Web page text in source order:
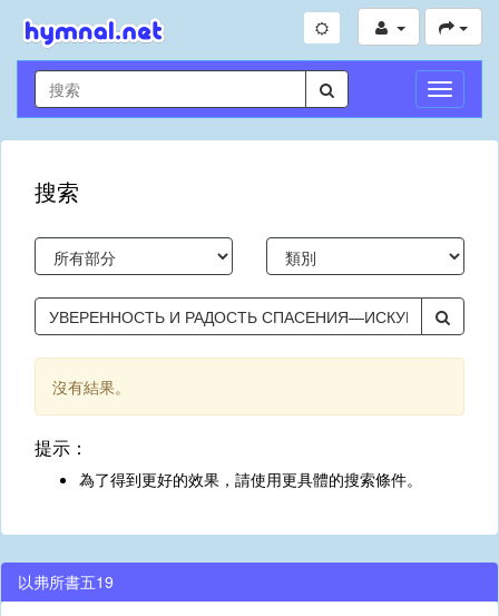
切
換
導
搜索
沒有結果。
提示：
為了得到更好的效果，請使用更具體的搜索條件。
以弗所書五19